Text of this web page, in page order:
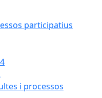
participatius
i processos